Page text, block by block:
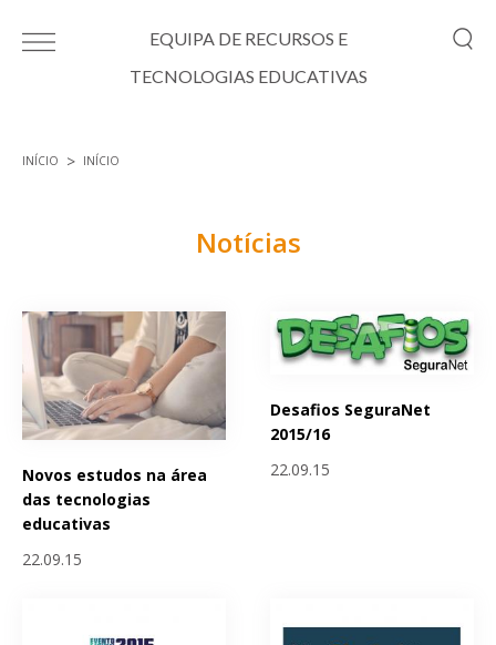
EQUIPA DE RECURSOS E
TECNOLOGIAS EDUCATIVAS
INÍCIO INÍCIO
Notícias
Novos estudos na área
das tecnologias
educativas
22.09.15
Desafios SeguraNet
2015/16
22.09.15
Páginas